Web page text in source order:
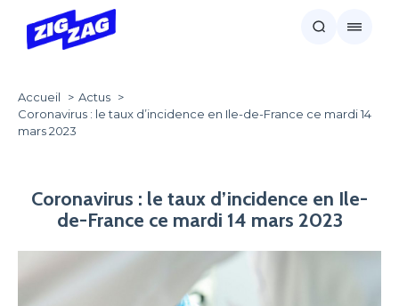
Accueil
Actus
Coronavirus : le taux d’incidence en Ile-de-France ce mardi 14
mars 2023
Coronavirus : le taux d’incidence en Ile-
de-France ce mardi 14 mars 2023